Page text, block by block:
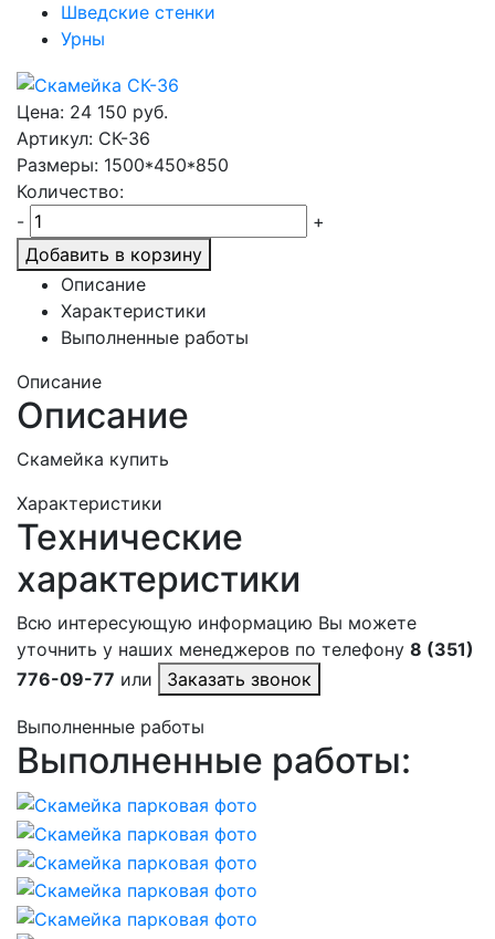
Шведские стенки
Урны
Цена: 24 150 руб.
Артикул: СК-36
Размеры: 1500*450*850
Количество:
-
+
Добавить в корзину
Описание
Характеристики
Выполненные работы
Описание
Описание
Скамейка купить
Характеристики
Технические
характеристики
Всю интересующую информацию Вы можете
уточнить у наших менеджеров по телефону 8 (351)
776-09-77 или Заказать звонок
Выполненные работы
Выполненные работы: